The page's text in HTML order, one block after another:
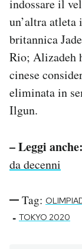
indossare il
un’altra
britannica
Rio; Alizadeh
cinese
eliminata in
Ilgun.
– Leggi anche:
da decenni
Tag:
- TOKYO 2020